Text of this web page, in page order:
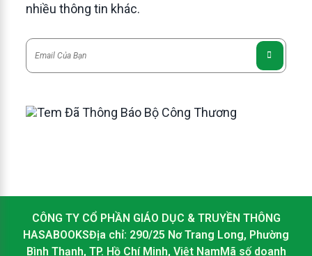
nhiều thông tin khác.
CÔNG TY CỔ PHẦN GIÁO DỤC & TRUYỀN THÔNG
HASABOOKSĐịa chỉ: 290/25 Nơ Trang Long, Phường
Bình Thạnh, TP. Hồ Chí Minh, Việt NamMã số doanh